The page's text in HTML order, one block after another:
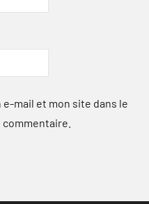
mail et mon site dans le